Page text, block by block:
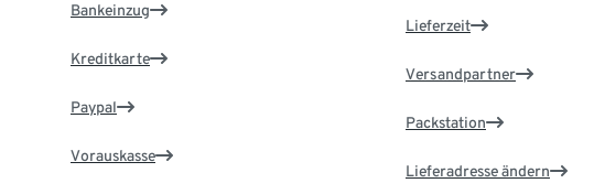
Bankeinzug
Kreditkarte
Paypal
Vorauskasse
Lieferzeit
Versandpartner
Packstation
Lieferadresse ändern